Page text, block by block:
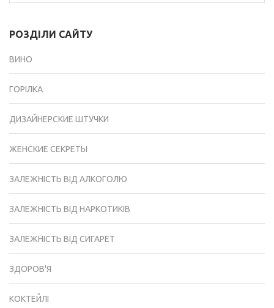
РОЗДІЛИ САЙТУ
ВИНО
ГОРІЛКА
ДИЗАЙНЕРСКИЕ ШТУЧКИ
ЖЕНСКИЕ СЕКРЕТЫ
ЗАЛЕЖНІСТЬ ВІД АЛКОГОЛЮ
ЗАЛЕЖНІСТЬ ВІД НАРКОТИКІВ
ЗАЛЕЖНІСТЬ ВІД СИГАРЕТ
ЗДОРОВ'Я
КОКТЕЙЛІ